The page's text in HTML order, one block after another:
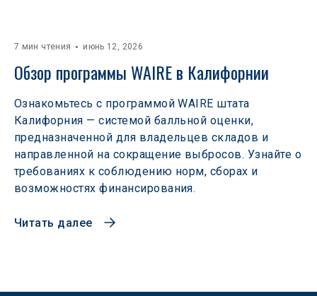
7 мин чтения июнь 12, 2026
Обзор программы WAIRE в Калифорнии
Ознакомьтесь с программой WAIRE штата
Калифорния — системой балльной оценки,
предназначенной для владельцев складов и
направленной на сокращение выбросов. Узнайте о
требованиях к соблюдению норм, сборах и
возможностях финансирования.
Читать далее